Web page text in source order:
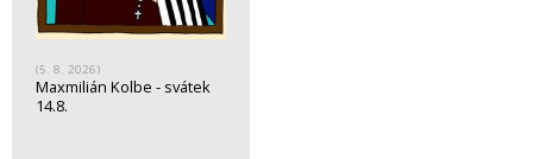
(5. 8. 2026)
Maxmilián Kolbe - svátek
14.8.